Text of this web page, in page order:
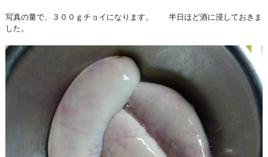
写真の量で、３００ｇチョイになります。 半日ほど酒に浸しておきま
した。